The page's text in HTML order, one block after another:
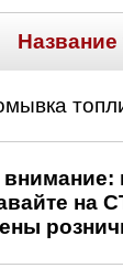
Название
на